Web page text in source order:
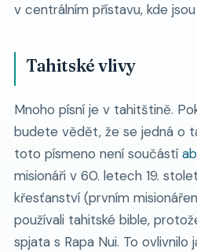
v centrálním přístavu, kde jsou
Tahitské vlivy
Mnoho písní je v tahitštině.
budete vědět, že se jedná o
toto písmeno není součástí
misionáři v 60. letech 19.
křesťanství (prvním
používali tahitské bible,
spjata s Rapa Nui. To ovlivnilo